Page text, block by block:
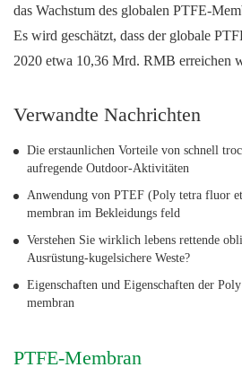
das Wachstum des globalen PTFE-
Es wird geschätzt, dass der globale
2020 etwa 10,36 Mrd. RMB erreichen
Verwandte Nachrichten
Die erstaunlichen Vorteile von schnell
aufregende Outdoor-Aktivitäten
Anwendung von PTEF (Poly tetra fluor
membran im Bekleidungs feld
Verstehen Sie wirklich lebens rettende
Ausrüstung-kugelsichere Weste?
Eigenschaften und Eigenschaften der
membran
PTFE-Membran